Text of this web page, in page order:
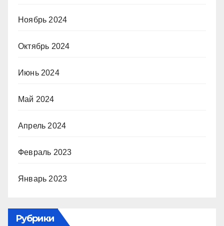
Ноябрь 2024
Октябрь 2024
Июнь 2024
Май 2024
Апрель 2024
Февраль 2023
Январь 2023
Рубрики